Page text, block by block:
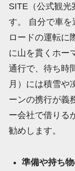
SITE（公式観光
す。 自分で車を
ロードの運転に
に山を貫くホー
通行で、待ち時
月）には積雪や
ーンの携行が義
ー会社で借りる
勧めします。
準備や持ち